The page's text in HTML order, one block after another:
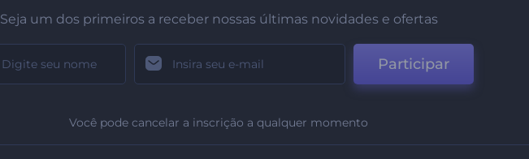
Seja um dos primeiros a receber nossas últimas novidades e ofertas
Participar
Você pode cancelar a inscrição a qualquer momento